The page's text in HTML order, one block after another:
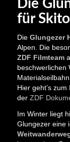
Die
für
Die Glungezer
Alpen. Die
ZDF Filmteam
beschwerlichen
Hier geht’s zum
derZDF
Im Winter liegt
Glungezer eine